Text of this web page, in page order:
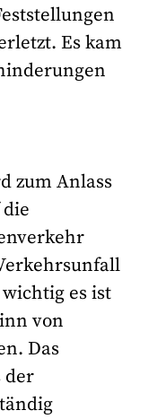
Es kam
zum Anlass
es ist
von
Das
der